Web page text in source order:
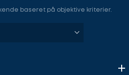
baseret på objektive kriterier.